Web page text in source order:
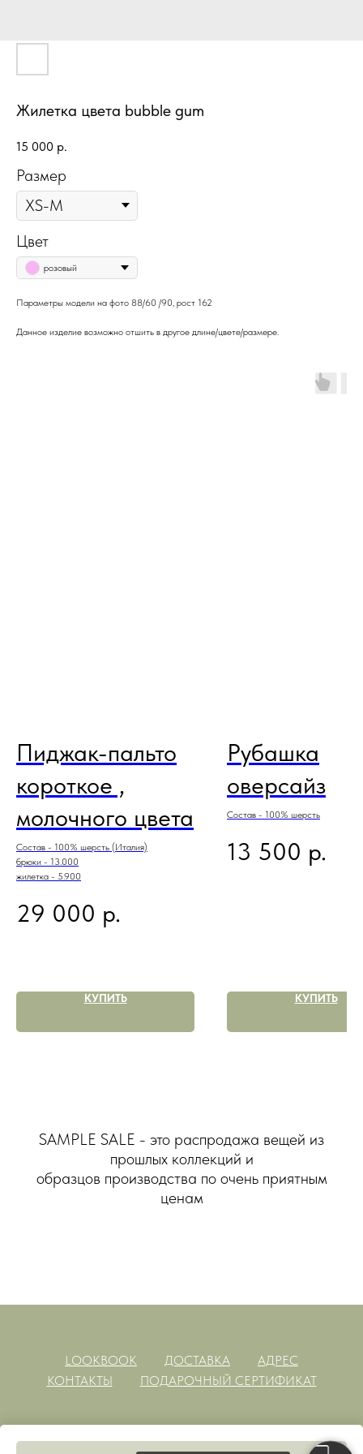
Жилетка цвета bubble gum
15 000 р.
Размер
Цвет
розовый
Параметры модели на фото 88/60 /90, рост 162
Данное изделие возможно отшить в другое длине/цвете/размере.
Пиджак-пальто
короткое ,
молочного цвета
Состав - 100% шерсть (Италия)
брюки - 13.000
жилетка - 5.900
29 000 р.
КУПИТЬ
Рубашка
оверсайз
Состав - 100% шерсть
13 500 р.
КУПИТЬ
SAMPLE SALE - это распродажа вещей из
прошлых коллекций и
образцов производства по очень приятным
ценам
LOOKBOOK ДОСТАВКА
АДРЕС
КОНТАКТЫ
ПОДАРОЧНЫЙ СЕРТИФИКАТ